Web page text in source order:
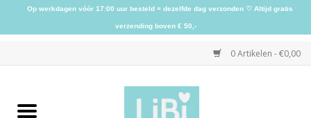
0 Artikelen - €0,00
Home
Op werkdagen vóór 17:00 uur besteld = dezelfde dag verzonden ♡ Altijd gratis
verzending boven € 50,-